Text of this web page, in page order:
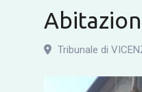
Tribunale di